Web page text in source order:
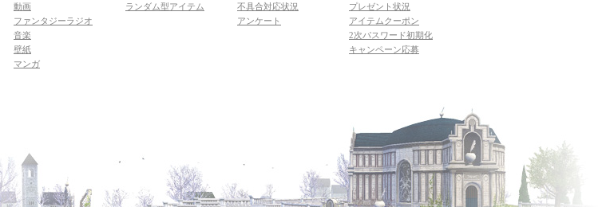
動画
ファンタジーラジオ
音楽
壁紙
マンガ
ランダム型アイテム
不具合対応状況
アンケート
プレゼント状況
アイテムクーポン
2次パスワード初期化
キャンペーン応募